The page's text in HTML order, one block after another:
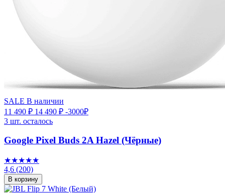
SALE В наличии
11 490 ₽ 14 490 ₽ -3000₽
3 шт. осталось
Google Pixel Buds 2A Hazel (Чёрные)
★★★★★
4,6 (200)
В корзину